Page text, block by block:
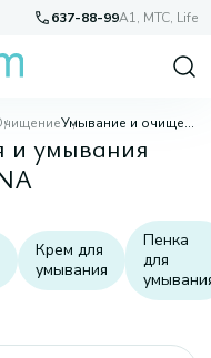
637-88-99A1, МТС, Life
Умывание и очищение
и умывания
Крем для
умывания
Пенка
для